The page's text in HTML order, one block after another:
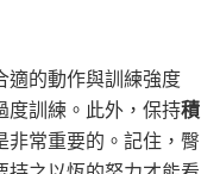
適的動作與訓練強度
度訓練。此外，保持積
非常重要的。記住，臀